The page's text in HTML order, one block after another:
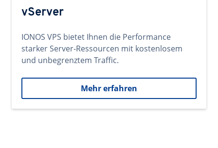
vServer
IONOS VPS bietet Ihnen die Performance
starker Server-Ressourcen mit kostenlosem
und unbegrenztem Traffic.
Mehr erfahren